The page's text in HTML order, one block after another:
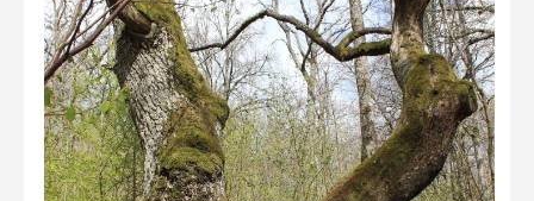
Hiisien kuvakilpailu 2023
2023 kuvakilpailu lisä
Liikkuvat kuvat 2023
Hiite kuvavõistlus 2022
Hiite kuvavõistlus 2022 lisa